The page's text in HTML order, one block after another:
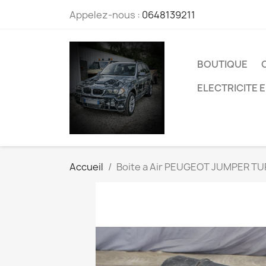
Appelez-nous : 0648139211
BOUTIQUE
ELECTRICITE
Accueil Boite a Air PEUGEOT JUMPER